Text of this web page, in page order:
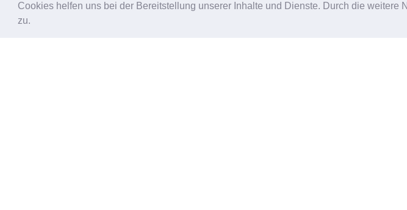
Cookies helfen uns bei der Bereitstellung unserer Inhalte und Dienste. Durch die
zu.